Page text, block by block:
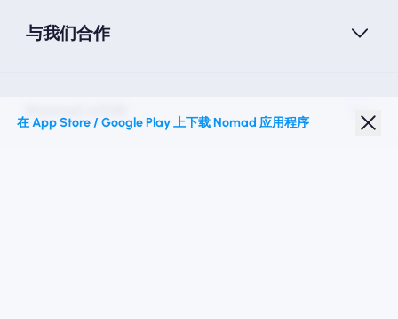
与我们合作
在 App Store / Google Play 上下载 Nomad 应用程序